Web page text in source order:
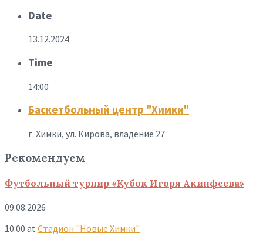
Date
13.12.2024
Time
14:00
Баскетбольный центр "Химки"
г. Химки, ул. Кирова, владение 27
Рекомендуем
Футбольный турнир «Кубок Игоря Акинфеева»
09.08.2026
10:00 at Стадион "Новые Химки"